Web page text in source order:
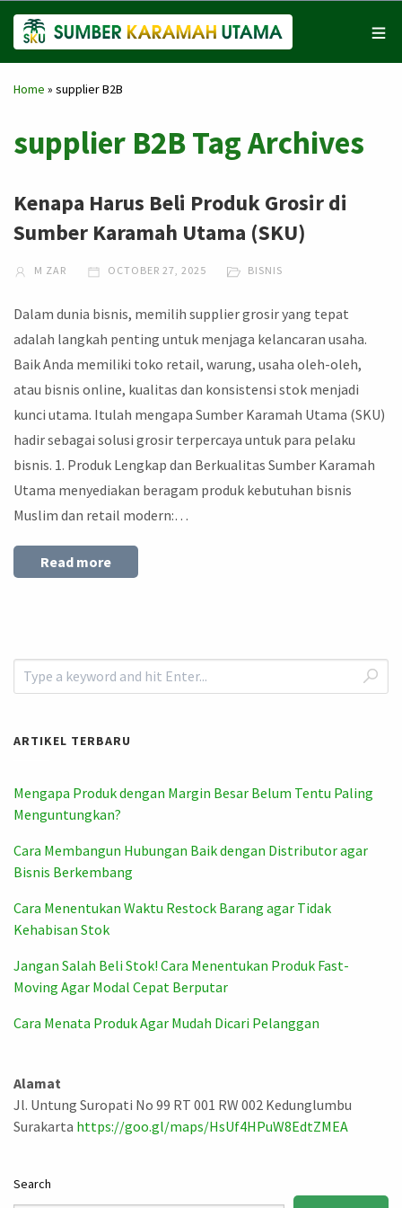
Home » supplier B2B
supplier B2B Tag Archives
Kenapa Harus Beli Produk Grosir di
Sumber Karamah Utama (SKU)
M ZAR OCTOBER 27, 2025 BISNIS
Dalam dunia bisnis, memilih supplier grosir yang tepat
adalah langkah penting untuk menjaga kelancaran usaha.
Baik Anda memiliki toko retail, warung, usaha oleh-oleh,
atau bisnis online, kualitas dan konsistensi stok menjadi
kunci utama. Itulah mengapa Sumber Karamah Utama (SKU)
hadir sebagai solusi grosir terpercaya untuk para pelaku
bisnis. 1. Produk Lengkap dan Berkualitas Sumber Karamah
Utama menyediakan beragam produk kebutuhan bisnis
Muslim dan retail modern:…
Read more
ARTIKEL TERBARU
Mengapa Produk dengan Margin Besar Belum Tentu Paling
Menguntungkan?
Cara Membangun Hubungan Baik dengan Distributor agar
Bisnis Berkembang
Cara Menentukan Waktu Restock Barang agar Tidak
Kehabisan Stok
Jangan Salah Beli Stok! Cara Menentukan Produk Fast-
Moving Agar Modal Cepat Berputar
Cara Menata Produk Agar Mudah Dicari Pelanggan
Alamat
Jl. Untung Suropati No 99 RT 001 RW 002 Kedunglumbu
Surakarta https://goo.gl/maps/HsUf4HPuW8EdtZMEA
Search